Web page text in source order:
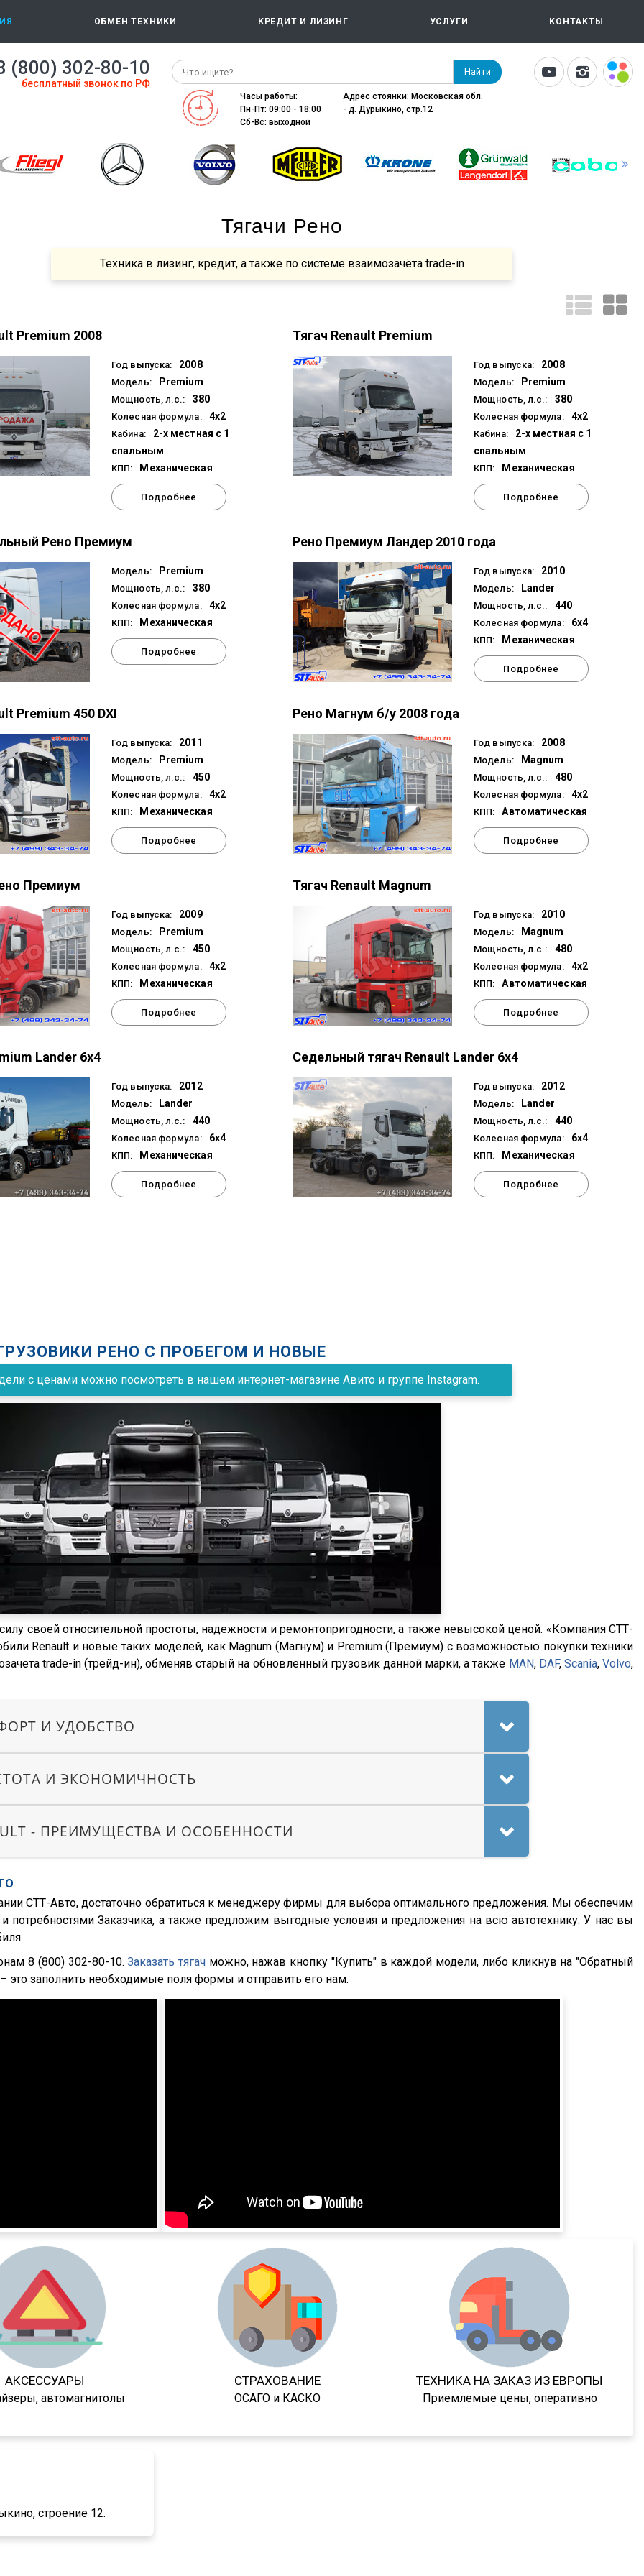
ОБМЕН ТЕХНИКИ КРЕДИТ И ЛИЗИНГ УСЛУГИ КОНТАКТЫ
(800) 302-80-10
бесплатный звонок по РФ
Найти
Часы работы:
Пн-Пт: 09:00 - 18:00
Сб-Вс: выходной
Адрес стоянки: Московская обл.
- д. Дурыкино, стр.12
Тягачи Рено
Техника в лизинг, кредит, а также по системе взаимозачёта trade-in
Premium 2008
Год выпуска: 2008
Модель: Premium
Мощность, л.с.: 380
Колесная формула: 4x2
Кабина:
2-х местная с 1
спальным
КПП: Механическая
Подробнее
Тягач Renault Premium
Год выпуска: 2008
Модель: Premium
Мощность, л.с.: 380
Колесная формула: 4x2
Кабина:
2-х местная с 1
спальным
КПП: Механическая
Подробнее
Рено Премиум
Модель: Premium
Мощность, л.с.: 380
Колесная формула: 4x2
КПП: Механическая
Подробнее
Рено Премиум Ландер 2010 года
Год выпуска: 2010
Модель: Lander
Мощность, л.с.: 440
Колесная формула: 6x4
КПП: Механическая
Подробнее
Premium 450 DXI
Год выпуска: 2011
Модель: Premium
Мощность, л.с.: 450
Колесная формула: 4x2
КПП: Механическая
Подробнее
Рено Магнум б/у 2008 года
Год выпуска: 2008
Модель: Magnum
Мощность, л.с.: 480
Колесная формула: 4x2
КПП: Автоматическая
Подробнее
Премиум
Год выпуска: 2009
Модель: Premium
Мощность, л.с.: 450
Колесная формула: 4x2
КПП: Механическая
Подробнее
Тягач Renault Magnum
Год выпуска: 2010
Модель: Magnum
Мощность, л.с.: 480
Колесная формула: 4x2
КПП: Автоматическая
Подробнее
Lander 6х4
Год выпуска: 2012
Модель: Lander
Мощность, л.с.: 440
Колесная формула: 6x4
КПП: Механическая
Подробнее
Седельный тягач Renault Lander 6x4
Год выпуска: 2012
Модель: Lander
Мощность, л.с.: 440
Колесная формула: 6x4
КПП: Механическая
Подробнее
РЕНО С ПРОБЕГОМ И НОВЫЕ
с ценами можно посмотреть в нашем интернет-магазине Авито и группе Instagram.
своей относительной простоты, надежности и ремонтопригодности, а также невысокой ценой. «Компания СТТ-
Renault и новые таких моделей, как Magnum (Магнум) и Premium (Премиум) с возможностью покупки техники
trade-in (трейд-ин), обменяв старый на обновленный грузовик данной марки, а также MAN, DAF, Scania,Volvo,
И УДОБСТВО
И ЭКОНОМИЧНОСТЬ
- ПРЕИМУЩЕСТВА И ОСОБЕННОСТИ
СТТ-Авто, достаточно обратиться к менеджеру фирмы для выбора оптимального предложения. Мы обеспечим
потребностями Заказчика, а также предложим выгодные условия и предложения на всю автотехнику. У нас вы
8 (800) 302-80-10.Заказать тягач можно, нажав кнопку "Купить" в каждой модели, либо кликнув на "Обратный
это заполнить необходимые поля формы и отправить его нам.
АКСЕССУАРЫ
автомагнитолы
СТРАХОВАНИЕ
ОСАГО и КАСКО
ТЕХНИКА НА ЗАКАЗ ИЗ ЕВРОПЫ
Приемлемые цены, оперативно
строение 12.